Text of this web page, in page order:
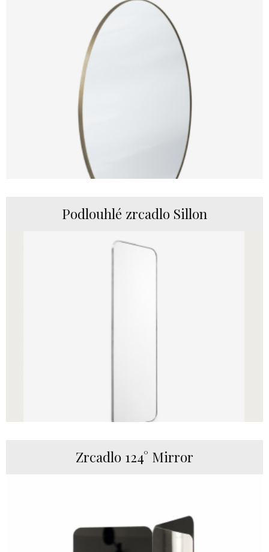
Podlouhlé zrcadlo Sillon
Zrcadlo 124° Mirror